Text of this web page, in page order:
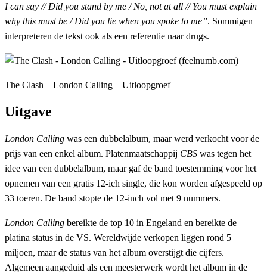
I can say // Did you stand by me / No, not at all // You must explain
why this must be / Did you lie when you spoke to me”. Sommigen
interpreteren de tekst ook als een referentie naar drugs.
The Clash – London Calling – Uitloopgroef
Uitgave
London Calling was een dubbelalbum, maar werd verkocht voor de
prijs van een enkel album. Platenmaatschappij CBS was tegen het
idee van een dubbelalbum, maar gaf de band toestemming voor het
opnemen van een gratis 12-ich single, die kon worden afgespeeld op
33 toeren. De band stopte de 12-inch vol met 9 nummers.
London Calling bereikte de top 10 in Engeland en bereikte de
platina status in de VS. Wereldwijde verkopen liggen rond 5
miljoen, maar de status van het album overstijgt die cijfers.
Algemeen aangeduid als een meesterwerk wordt het album in de